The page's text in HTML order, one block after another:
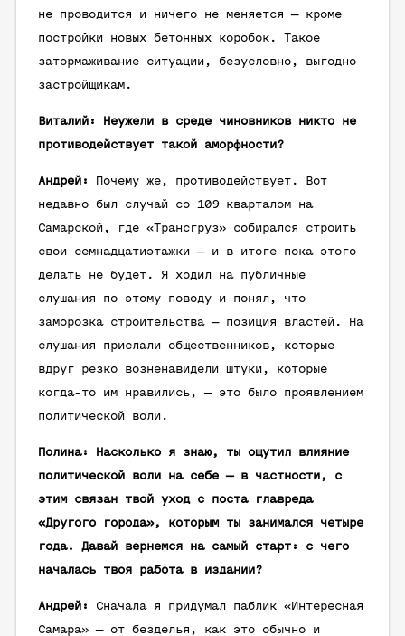
не проводится и ничего не меняется — кроме
постройки новых бетонных коробок. Такое
затормаживание ситуации, безусловно, выгодно
застройщикам.
Виталий: Неужели в среде чиновников никто не
противодействует такой аморфности?
Андрей:
Почему же, противодействует. Вот
недавно был случай со 109 кварталом на
Самарской, где «Трансгруз» собирался строить
свои семнадцатиэтажки — и в итоге пока этого
делать не будет. Я ходил на публичные
слушания по этому поводу и понял, что
заморозка строительства — позиция властей. На
слушания прислали общественников, которые
вдруг резко возненавидели штуки, которые
когда-то им нравились, — это было проявлением
политической воли.
Полина: Насколько я знаю, ты ощутил влияние
политической воли на себе — в частности, с
этим связан твой уход с поста главреда
«Другого города», которым ты занимался четыре
года. Давай вернемся на самый старт: с чего
началась твоя работа в издании?
Андрей:
Сначала я придумал паблик «Интересная
Самара» — от безделья, как это обычно и